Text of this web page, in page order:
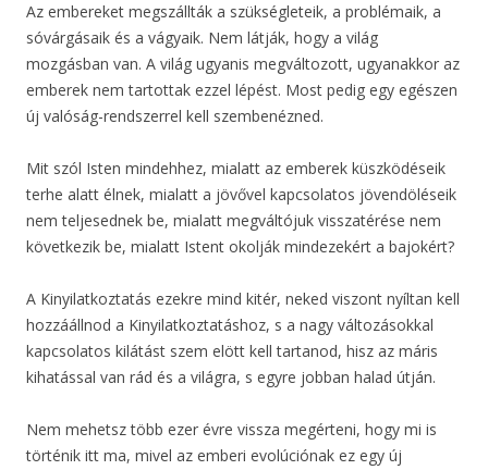
Az embereket megszállták a szükségleteik, a problémaik, a
sóvárgásaik és a vágyaik. Nem látják, hogy a világ
mozgásban van. A világ ugyanis megváltozott, ugyanakkor az
emberek nem tartottak ezzel lépést. Most pedig egy egészen
új valóság-rendszerrel kell szembenézned.
Mit szól Isten mindehhez, mialatt az emberek küszködéseik
terhe alatt élnek, mialatt a jövővel kapcsolatos jövendöléseik
nem teljesednek be, mialatt megváltójuk visszatérése nem
következik be, mialatt Istent okolják mindezekért a bajokért?
A Kinyilatkoztatás ezekre mind kitér, neked viszont nyíltan kell
hozzáállnod a Kinyilatkoztatáshoz, s a nagy változásokkal
kapcsolatos kilátást szem elött kell tartanod, hisz az máris
kihatással van rád és a világra, s egyre jobban halad útján.
Nem mehetsz több ezer évre vissza megérteni, hogy mi is
történik itt ma, mivel az emberi evolúciónak ez egy új